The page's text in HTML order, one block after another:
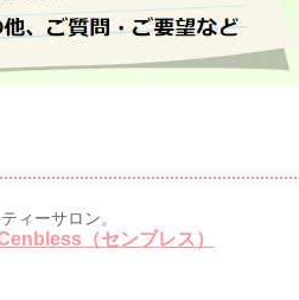
ィーサロン。
（センブレス）